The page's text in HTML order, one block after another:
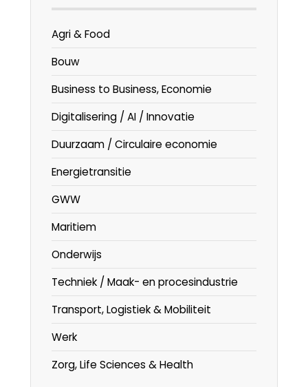
Agri & Food
Bouw
Business to Business, Economie
Digitalisering / AI / Innovatie
Duurzaam / Circulaire economie
Energietransitie
GWW
Maritiem
Onderwijs
Techniek / Maak- en procesindustrie
Transport, Logistiek & Mobiliteit
Werk
Zorg, Life Sciences & Health